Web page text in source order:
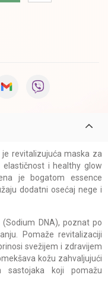
je revitalizujuća maska za
elastičnost i healthy glow
je bogatom essence
dodatni osećaj nege i
DNA), poznat po
Pomaže revitalizaciji
svežijem i zdravijem
kožu zahvaljujući
sastojaka koji pomažu